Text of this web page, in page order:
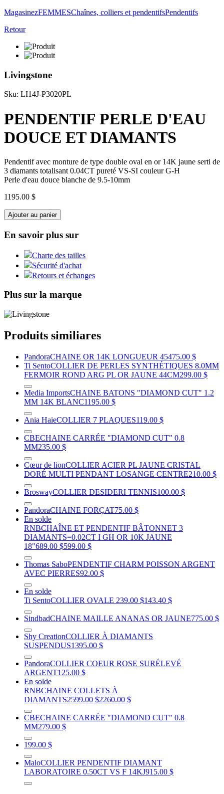
MagasinezFEMMESChaînes, colliers et pendentifsPendentifs
Retour
Livingstone
Sku: LI14J-P3020PL
PENDENTIF PERLE D'EAU
DOUCE ET DIAMANTS
Pendentif avec monture de type double oval en or 14K jaune serti de
3 diamants totalisant 0.04CT pureté VS-SI couleur G-H
Perle d'eau douce blanche de 9.5-10mm
1195.00 $
Ajouter au panier
En savoir plus sur
Charte des tailles
Sécurité d'achat
Retours et échanges
Plus sur la marque
Produits similiares
PandoraCHAINE OR 14K LONGUEUR 45475.00 $
Ti SentoCOLLIER DE PERLES SYNTHÉTIQUES 8.0MM
FERMOIR ROND ARG PL OR JAUNE 44CM299.00 $
Media ImportsCHAINE BATONS "DIAMOND CUT" 1.2
MM 14K BLANC1195.00 $
Ania HaieCOLLIER 7 PLAQUES119.00 $
CBECHAINE CARRÉE "DIAMOND CUT" 0.8
MM235.00 $
Cœur de lionCOLLIER ACIER PL JAUNE CRISTAL
DORÉ MULTI PENDANT LOSANGE CENTRE210.00 $
BroswayCOLLIER DESIDERI TENNIS100.00 $
PandoraCHAINE FORÇAT75.00 $
En solde
RNBCHAÎNE ET PENDENTIF BÂTONNET 3
DIAMANTS=0.02CT I GH OR 10K JAUNE
18"689.00 $599.00 $
Thomas SaboPENDENTIF CHARM POISSON ARGENT
AVEC PIERRES92.00 $
En solde
Ti SentoCOLLIER OVALE 239.00 $143.40 $
SindbadCHAINE MAILLE ANANAS OR JAUNE775.00 $
Shy CreationCOLLIER À DIAMANTS
SUSPENDUS1395.00 $
PandoraCOLLIER COEUR ROSE SURÉLEVÉ
ARGENT125.00 $
En solde
RNBCHAINE COLLETS À
DIAMANTS2599.00 $2260.00 $
CBECHAINE CARRÉE "DIAMOND CUT" 0.8
MM279.00 $
199.00 $
MaloCOLLIER PENDENTIF DIAMANT
LABORATOIRE 0.50CT VS F 14KJ915.00 $